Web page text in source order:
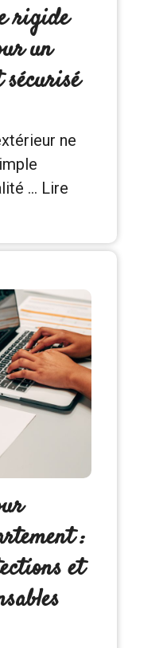
rigide
un
ne
… Lire
:
et